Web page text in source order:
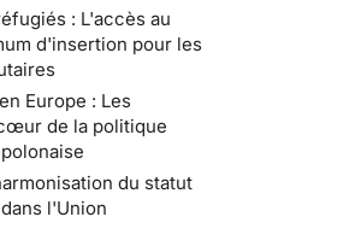
: L'accès au
d'insertion pour les
Europe : Les
de la politique
du statut
l'Union